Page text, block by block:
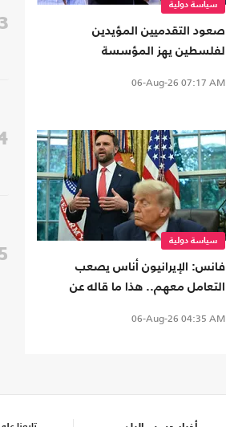
سياسة دولية
صعود التقدميين المؤيدين
لفلسطين يهز المؤسسة
الداعم للاحتلال
06-Aug-26 07:17 AM
سياسة دولية
فانس: الإيرانيون أناس يصعب
التعامل معهم.. هذا ما قاله عن
06-Aug-26 04:35 AM
3